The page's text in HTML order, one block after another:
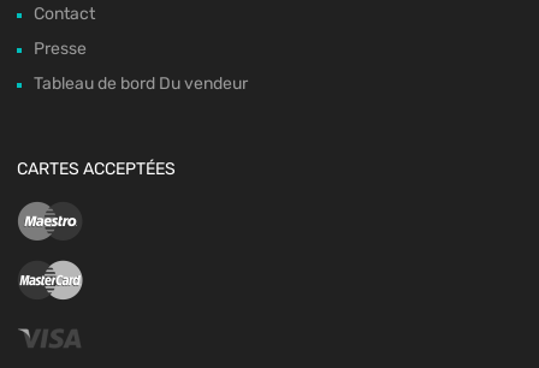
Contact
Presse
Tableau de bord Du vendeur
CARTES ACCEPTÉES